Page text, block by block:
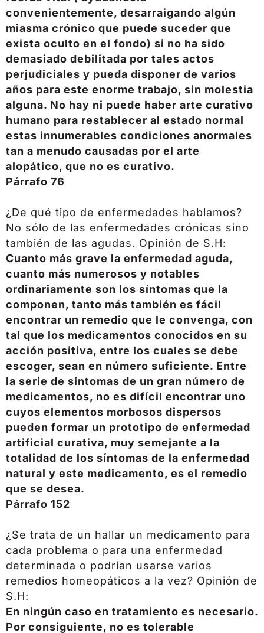
convenientemente, desarraigando algún
miasma crónico que puede suceder que
exista oculto en el fondo) si no ha sido
demasiado debilitada por tales actos
perjudiciales y pueda disponer de varios
años para este enorme trabajo, sin molestia
alguna. No hay ni puede haber arte curativo
humano para restablecer al estado normal
estas innumerables condiciones anormales
tan a menudo causadas por el arte
alopático, que no es curativo.
Párrafo 76
¿De qué tipo de enfermedades hablamos?
No sólo de las enfermedades crónicas sino
también de las agudas. Opinión de S.H:
Cuanto más grave la enfermedad aguda,
cuanto más numerosos y notables
ordinariamente son los síntomas que la
componen, tanto más también es fácil
encontrar un remedio que le convenga, con
tal que los medicamentos conocidos en su
acción positiva, entre los cuales se debe
escoger, sean en número suficiente. Entre
la serie de síntomas de un gran número de
medicamentos, no es difícil encontrar uno
cuyos elementos morbosos dispersos
pueden formar un prototipo de enfermedad
artificial curativa, muy semejante a la
totalidad de los síntomas de la enfermedad
natural y este medicamento, es el remedio
que se desea.
Párrafo 152
¿Se trata de un hallar un medicamento para
cada problema o para una enfermedad
determinada o podrían usarse varios
remedios homeopáticos a la vez? Opinión de
S.H:
En ningún caso en tratamiento es necesario.
Por consiguiente, no es tolerable